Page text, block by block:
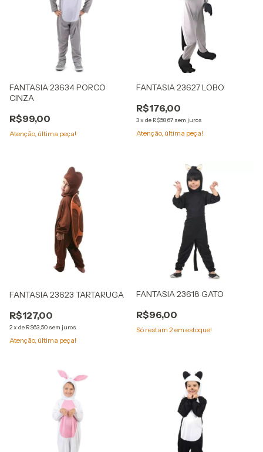
FANTASIA 23634 PORCO
CINZA
R$99,00
Atenção, última peça!
FANTASIA 23627 LOBO
R$176,00
3x de R$58,67 sem juros
Atenção, última peça!
FANTASIA 23623 TARTARUGA
R$127,00
2x de R$63,50 sem juros
Atenção, última peça!
FANTASIA 23618 GATO
R$96,00
Só restam 2 em estoque!